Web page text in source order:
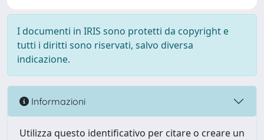
I documenti in IRIS sono protetti da copyright e
tutti i diritti sono riservati, salvo diversa
indicazione.
Informazioni
Utilizza questo identificativo per citare o creare un